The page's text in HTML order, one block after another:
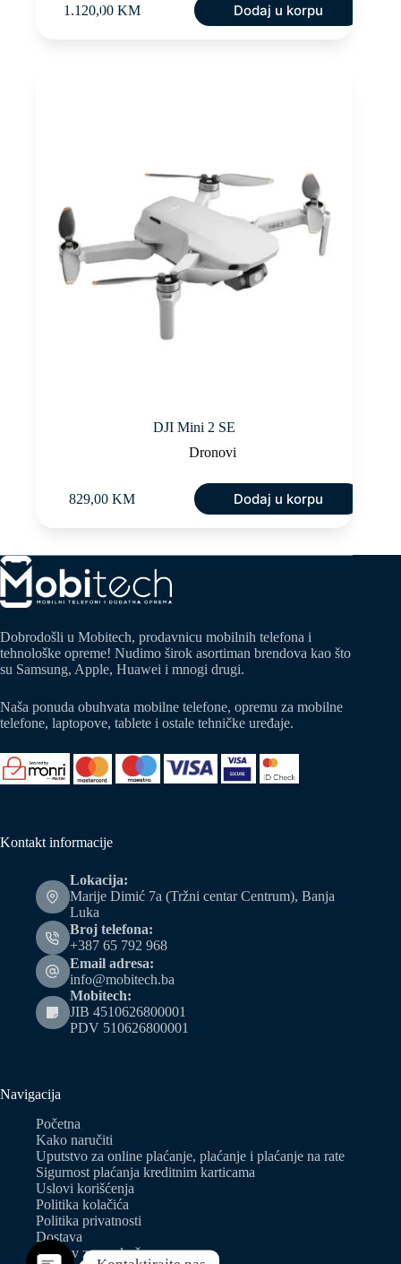
1.120,00 KM Dodaj u korpu
DJI Mini 2 SE
Dronovi
829,00 KM Dodaj u korpu
Dobrodošli u Mobitech, prodavnicu mobilnih telefona i
tehnološke opreme! Nudimo širok asortiman brendova kao što
su Samsung, Apple, Huawei i mnogi drugi.
Naša ponuda obuhvata mobilne telefone, opremu za mobilne
telefone, laptopove, tablete i ostale tehničke uređaje.
Kontakt informacije
Lokacija:
Marije Dimić 7a (Tržni centar Centrum), Banja
Luka
Broj telefona:
+387 65 792 968
Email adresa:
info@mobitech.ba
Mobitech:
JIB 4510626800001
PDV 510626800001
Navigacija
Početna
Kako naručiti
Uputstvo za online plaćanje, plaćanje i plaćanje na rate
Sigurnost plaćanja kreditnim karticama
Uslovi korišćenja
Politika kolačića
Politika privatnosti
Dostava
Zahtjev za predračun